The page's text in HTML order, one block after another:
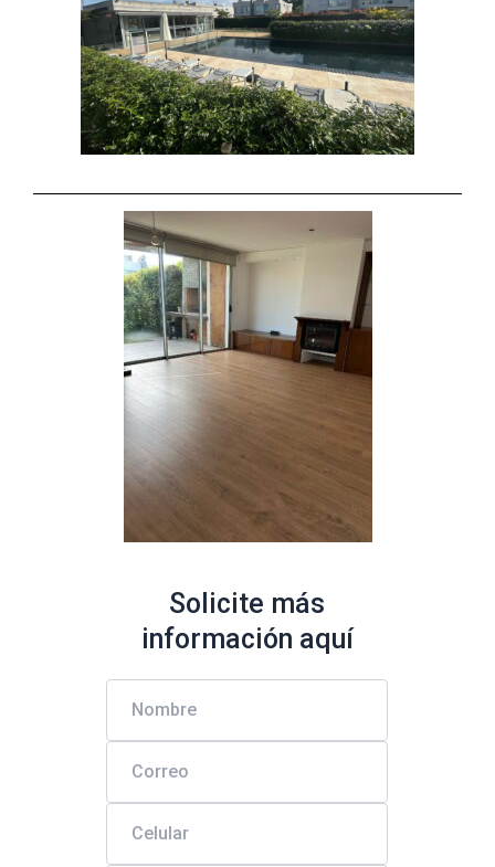
Solicite más
información aquí